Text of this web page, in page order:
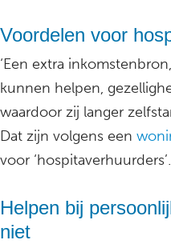
Voordelen voor
‘Een extra
kunnen helpen,
waardoor zij langer
Dat zijn volgens een
voor ‘hospitaverhuurders’.
Helpen bij
niet